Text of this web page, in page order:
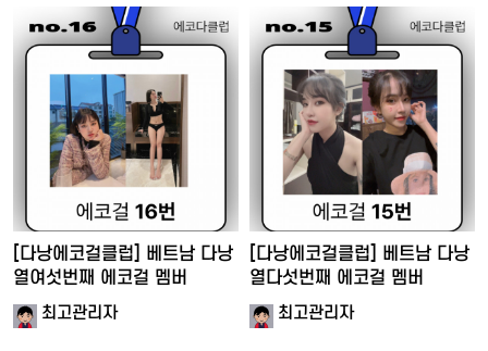
[다낭에코걸클럽] 베트남 다낭
열여섯번째 에코걸 멤버
최고관리자
[다낭에코걸클럽] 베트남 다낭
열다섯번째 에코걸 멤버
최고관리자